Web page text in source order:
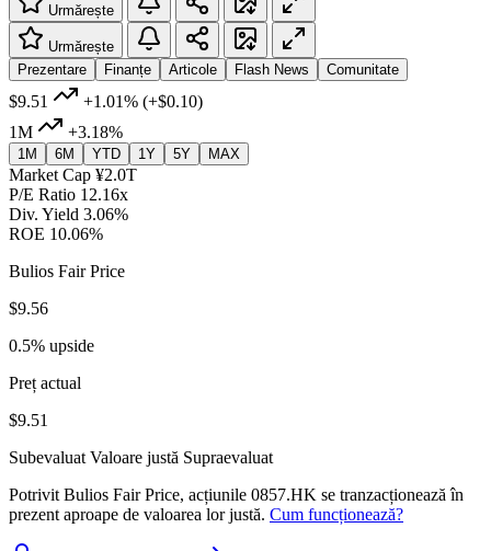
Urmărește
Urmărește
Prezentare
Finanțe Articole Flash News Comunitate
$9.51 +1.01% (+$0.10)
1M
+3.18%
1M 6M YTD 1Y 5Y MAX
Market Cap ¥2.0T
P/E Ratio 12.16x
Div. Yield 3.06%
ROE 10.06%
Bulios Fair Price
$9.56
0.5% upside
Preț actual
$9.51
Subevaluat Valoare justă Supraevaluat
Potrivit Bulios Fair Price, acțiunile 0857.HK se tranzacționează în
prezent aproape de valoarea lor justă. Cum funcționează?